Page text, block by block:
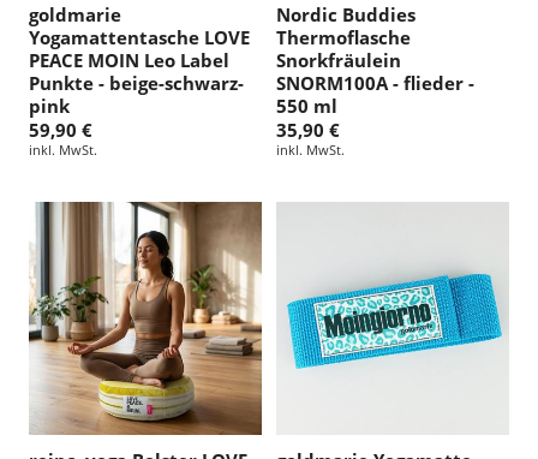
goldmarie
Yogamattentasche LOVE
PEACE MOIN Leo Label
Punkte - beige-schwarz-
pink
59,90 €
inkl. MwSt.
Nordic Buddies
Thermoflasche
Snorkfräulein
SNORM100A - flieder -
550 ml
35,90 €
inkl. MwSt.